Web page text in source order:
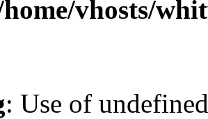
vhosts/
: Use of